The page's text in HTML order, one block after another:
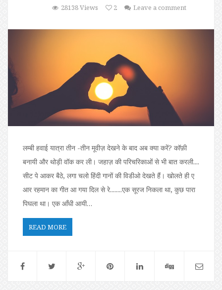
28138 Views
2 Leave a comment
लम्बी हवाई यात्रा तीन -तीन मूवीज़ देखने के बाद अब क्या करें? कॉफ़ी
बनायी और थोड़ी वॉक कर ली। जहाज़ की परिचरिकाओं से भी बात करली....
सीट पे आकर बैठे, लगा चलो हिंदी गानों की विडीओ देखते हैं। खोलते ही ए
आर रहमान का गीत आ गया दिल से रे........एक सूरज निकला था, कुछ पारा
पिघला था। एक आँधी आयी…
READ MORE